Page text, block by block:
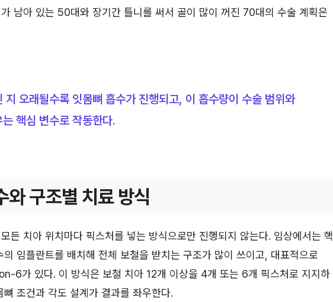
남아 있는 50대와 장기간 틀니를 써서 골이 많이 꺼진 70대의 수술 계획은
지 오래될수록 잇몸뼈 흡수가 진행되고, 이 흡수량이 수술 범위와
핵심 변수로 작동한다.
와 구조별 치료 방식
든 치아 위치마다 픽스처를 넣는 방식으로만 진행되지 않는다. 임상에서는 핵
의 임플란트를 배치해 전체 보철을 받치는 구조가 많이 쓰이고, 대표적으로
6가 있다. 이 방식은 보철 치아 12개 이상을 4개 또는 6개 픽스처로 지지하
조건과 각도 설계가 결과를 좌우한다.